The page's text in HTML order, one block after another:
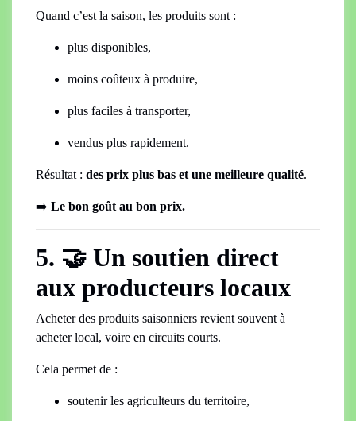
Quand c’est la saison, les produits sont :
plus disponibles,
moins coûteux à produire,
plus faciles à transporter,
vendus plus rapidement.
Résultat : des prix plus bas et une meilleure qualité.
➡️ Le bon goût au bon prix.
5. 🤝 Un soutien direct
aux producteurs locaux
Acheter des produits saisonniers revient souvent à
acheter local, voire en circuits courts.
Cela permet de :
soutenir les agriculteurs du territoire,